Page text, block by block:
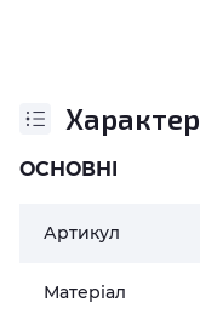
ОСНОВНІ
Артикул
Матеріал